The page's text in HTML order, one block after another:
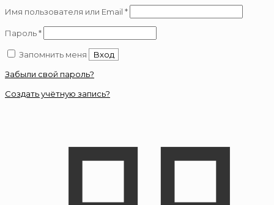
Имя пользователя или Email *Обязательно
Пароль*Обязательно
Запомнить меня
Вход
Забыли свой пароль?
Создать учётную запись?